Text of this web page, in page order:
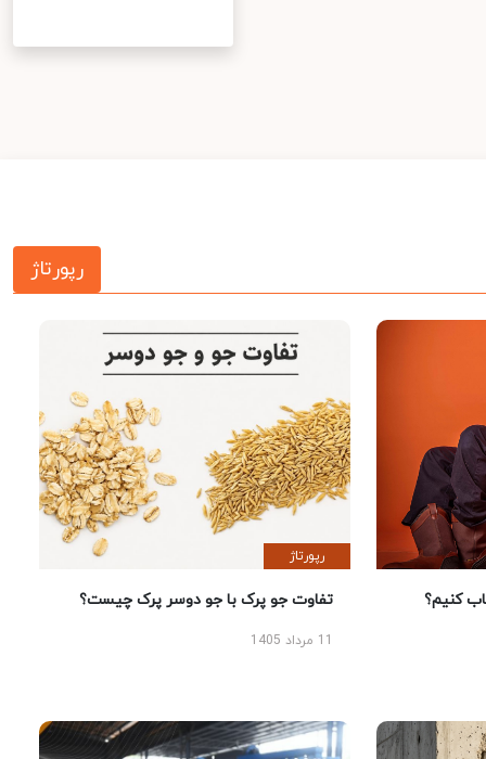
رپورتاژ
کنیم؟
رپورتاژ
تفاوت جو پرک با جو دوسر پرک چیست؟